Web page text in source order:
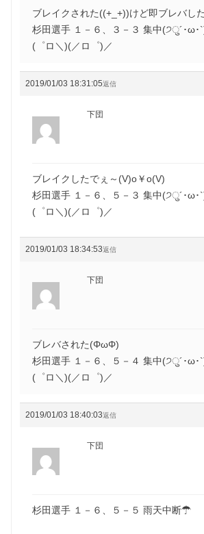
ブレイクされた((+_+))けど即ブレバし
杉田選手 １－６、３－３ 集中(੭ु´･ω･
(゜ロ＼)(／ロ゜)／
2019/01/03 18:31:05返信
下団
ブレイクしたでぇ～(V)o￥o(V)
杉田選手 １－６、５－３ 集中(੭ु´･ω･
(゜ロ＼)(／ロ゜)／
2019/01/03 18:34:53返信
下団
ブレバされた(ΦωΦ)
杉田選手 １－６、５－４ 集中(੭ु´･ω･
(゜ロ＼)(／ロ゜)／
2019/01/03 18:40:03返信
下団
杉田選手 １－６、５－５ 雨天中断☂